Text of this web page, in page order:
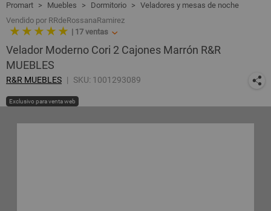
Muebles Dormitorio
Veladores y mesas de noche
Vendido por RRdeRossanaRamirez
★ ★ ★ ★ ★ | 17 ventas
Velador Moderno Cori 2 Cajones Marrón R&R
MUEBLES
R&R MUEBLES SKU: 1001293089
Exclusivo para venta web